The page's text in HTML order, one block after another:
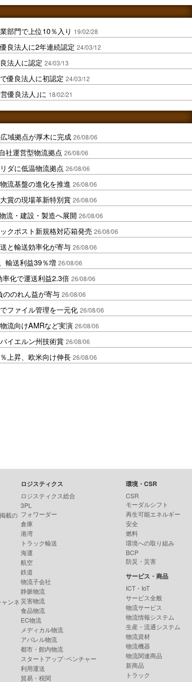
部門で上位10％入り 19/02/28
良法人に2年連続認定 24/03/12
法人に認定 24/03/13
優良法人に初認定 24/03/12
優良法人｣に 18/02/21
域拠点が厚木に完成 26/08/06
社運営型物流拠点 26/08/06
ダに低温物流拠点 26/08/06
流基盤の進化を推進 26/08/06
賞の現場革新特別賞 26/08/06
流・建設・製造へ展開 26/08/06
クポスト新規格対応箱発売 26/08/06
と輸送効率化が寄与 26/08/06
輸送利益39％増 26/08/06
化で運送利益2.3倍 26/08/06
ののれん益が寄与 26/08/06
ファイル管理を一元化 26/08/06
流向けAMRなど実演 26/08/06
イエルン州技術賞 26/08/06
上昇、欧米向け伸長 26/08/06
載の
ンネ
ロジスティクス
ロジスティクス総合
3PL
フォワーダー
倉庫
港湾
トラック輸送
海運
航空
鉄道
物流子会社
静脈物流
災害物流
食品物流
EC物流
メディカル物流
アパレル物流
都市・館内物流
スタートアップ･ベンチャー
利用運送
貿易・税関
環境・CSR
CSR
モーダルシフト
再生可能エネルギー
安全
燃料
環境への取り組み
BCP
防災・災害
サービス・商品
ICT・IoT
サービス全般
物流サービス
物流情報システム
生産・流通システム
物流資材
物流機器
物流関連商品
新商品
トラック